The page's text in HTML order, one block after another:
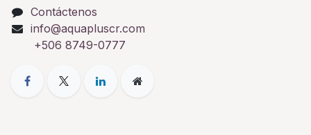
Contáctenos
info@aquapluscr.com
+506 8749-0777